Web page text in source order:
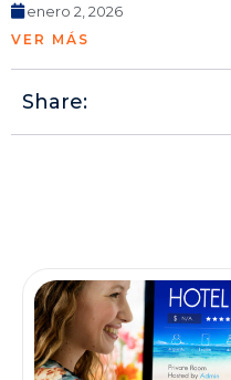
enero 2, 2026
VER MÁS
Share: